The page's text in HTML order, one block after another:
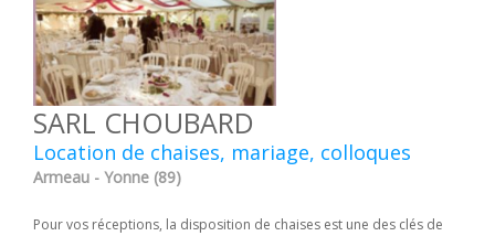
SARL CHOUBARD
Location de chaises, mariage, colloques
Armeau - Yonne (89)
Pour vos réceptions, la disposition de chaises est une des clés de